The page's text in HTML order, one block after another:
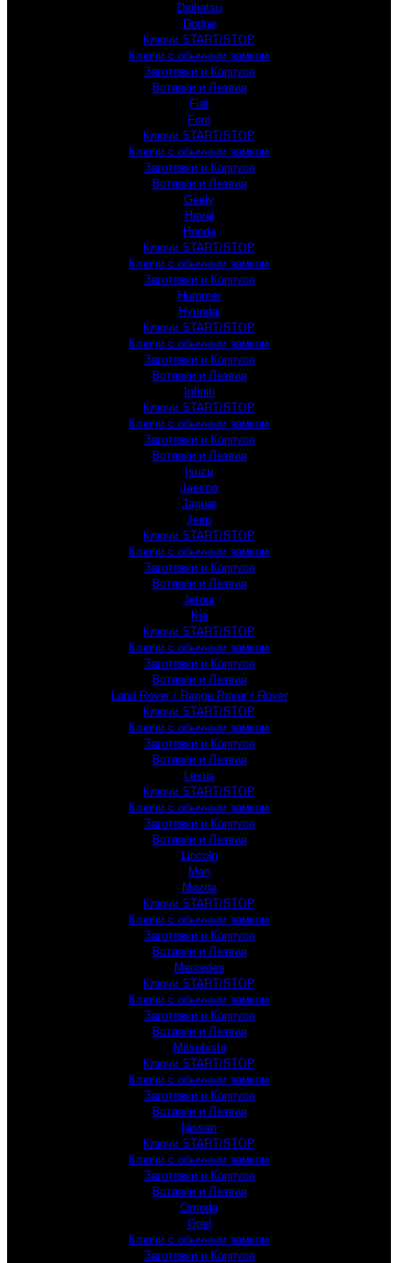
Daihatsu
Dodge
Ключи START/STOP
Ключи с обычным замком
Заготовки и Корпуса
Вставки и Лезвия
Fiat
Ford
Ключи START/STOP
Ключи с обычным замком
Заготовки и Корпуса
Вставки и Лезвия
Geely
Haval
Honda
Ключи START/STOP
Ключи с обычным замком
Заготовки и Корпуса
Hummer
Hyundai
Ключи START/STOP
Ключи с обычным замком
Заготовки и Корпуса
Вставки и Лезвия
Infiniti
Ключи START/STOP
Ключи с обычным замком
Заготовки и Корпуса
Вставки и Лезвия
Isuzu
Jaecoo
Jaguar
Jeep
Ключи START/STOP
Ключи с обычным замком
Заготовки и Корпуса
Вставки и Лезвия
Jetour
Kia
Ключи START/STOP
Ключи с обычным замком
Заготовки и Корпуса
Вставки и Лезвия
Land Rover / Range Rover / Rover
Ключи START/STOP
Ключи с обычным замком
Заготовки и Корпуса
Вставки и Лезвия
Lexus
Ключи START/STOP
Ключи с обычным замком
Заготовки и Корпуса
Вставки и Лезвия
Lincoln
Man
Mazda
Ключи START/STOP
Ключи с обычным замком
Заготовки и Корпуса
Вставки и Лезвия
Mercedes
Ключи START/STOP
Ключи с обычным замком
Заготовки и Корпуса
Вставки и Лезвия
Mitsubishi
Ключи START/STOP
Ключи с обычным замком
Заготовки и Корпуса
Вставки и Лезвия
Nissan
Ключи START/STOP
Ключи с обычным замком
Заготовки и Корпуса
Вставки и Лезвия
Omoda
Opel
Ключи с обычным замком
Заготовки и Корпуса